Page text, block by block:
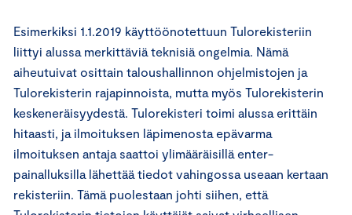
Esimerkiksi 1.1.2019 käyttöönotettuun Tulorekisteriin
liittyi alussa merkittäviä teknisiä ongelmia. Nämä
aiheutuivat osittain taloushallinnon ohjelmistojen ja
Tulorekisterin rajapinnoista, mutta myös Tulorekisterin
keskeneräisyydestä. Tulorekisteri toimi alussa erittäin
hitaasti, ja ilmoituksen läpimenosta epävarma
ilmoituksen antaja saattoi ylimääräisillä enter-
painalluksilla lähettää tiedot vahingossa useaan kertaan
rekisteriin. Tämä puolestaan johti siihen, että